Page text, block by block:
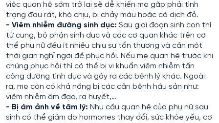
việc quan hệ sớm trở lại sẽ dễ khiến mẹ gặp phải tình
trạng đau rát, khó chịu, bị chảy máu hoặc có dịch đỏ.
- Viêm nhiễm đường sinh dục: Sau giai đoạn sinh con thì
tử cung, bộ phận sinh dục và các cơ quan khác trên cơ
thể phụ nữ đều ít nhiều chịu sự tổn thương và cần một
thời gian nghỉ ngơi để phục hồi. Nếu mẹ quan hệ trước khi
chúng phục hồi thì có thể bị vi khuẩn viêm nhiễm tấn
công đường tình dục và gây ra các bệnh lý khác. Ngoài
ra, mẹ còn có khả năng bị các căn bệnh hậu sản như:
viêm nhiễm âm đạo, ra huyết,…
- Bị ám ảnh về tâm lý: Nhu cầu quan hệ của phụ nữ sau
sinh có thể giảm do hormones thay đổi, sức khỏe yếu, cơ